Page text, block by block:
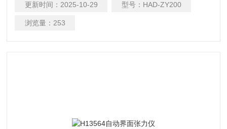
更新时间： 2025-10-29 型号： HAD-ZY200
浏览量： 253